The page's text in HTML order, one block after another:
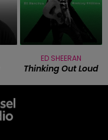
ED SHEERAN
Thinking Out Loud